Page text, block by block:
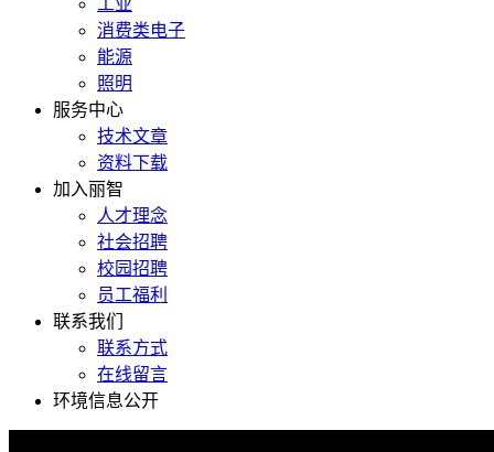
工业
消费类电子
能源
照明
服务中心
技术文章
资料下载
加入丽智
人才理念
社会招聘
校园招聘
员工福利
联系我们
联系方式
在线留言
环境信息公开